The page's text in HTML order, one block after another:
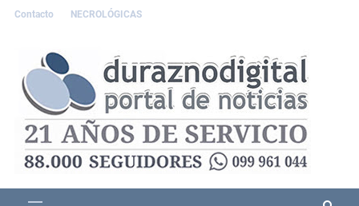
Contacto NECROLÓGICAS